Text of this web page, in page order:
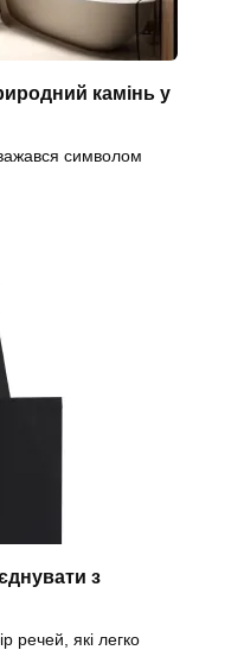
камінь у
символом
з
речей, які легко